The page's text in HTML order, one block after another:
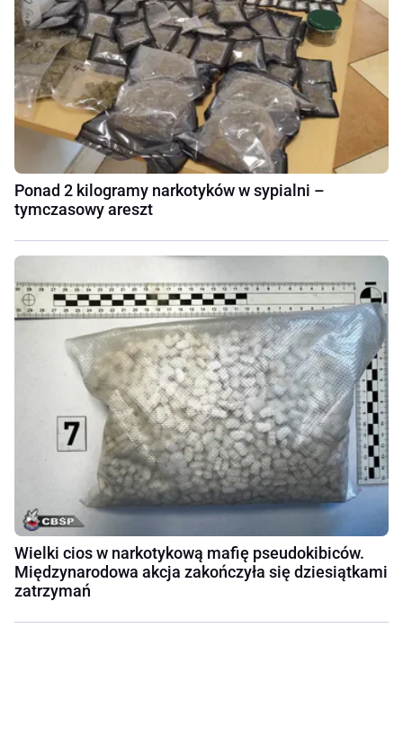
Ponad 2 kilogramy narkotyków w sypialni –
tymczasowy areszt
Wielki cios w narkotykową mafię pseudokibiców.
Międzynarodowa akcja zakończyła się dziesiątkami
zatrzymań